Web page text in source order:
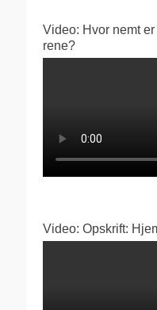
Video: Hvor nemt
rene?
Video: Opskrift: